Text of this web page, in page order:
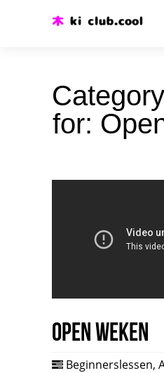
for:
Open Weken
Beginnerslessen,